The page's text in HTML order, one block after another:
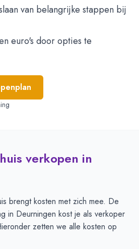
van belangrijke stappen bij
euro's door opties te
verkopen in
brengt kosten met zich mee. De
in Deurningen kost je als verkoper
zetten we alle kosten op